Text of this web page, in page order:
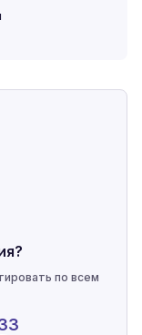
по всем